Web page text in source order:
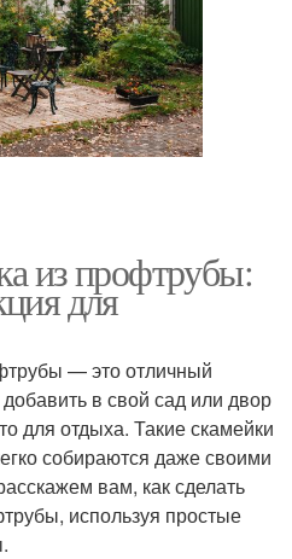
из профтрубы:
для
— это отличный
в свой сад или двор
для отдыха. Такие скамейки
собираются даже своими
вам, как сделать
используя простые